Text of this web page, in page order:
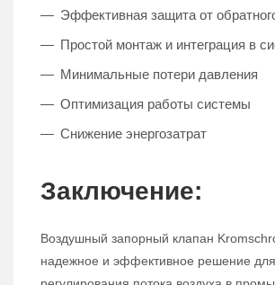
Эффективная защита от
Простой монтаж и интеграция в
Минимальные потери давления
Оптимизация работы системы
Снижение энергозатрат
Заключение:
Воздушный запорный клапан
надежное и эффективное решение